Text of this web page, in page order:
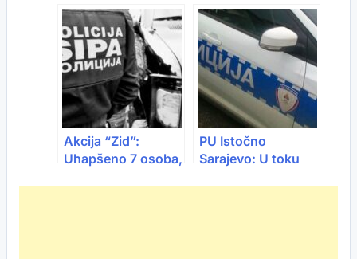
televizora u
Hrvatskoj
RS-u: Veće
naknade za većinu
kategorija vozila
Akcija “Zid”:
Uhapšeno 7 osoba,
PU Istočno
Sarajevo: U toku